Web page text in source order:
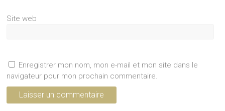
Site web
Enregistrer mon nom, mon e-mail et mon site dans le
navigateur pour mon prochain commentaire.